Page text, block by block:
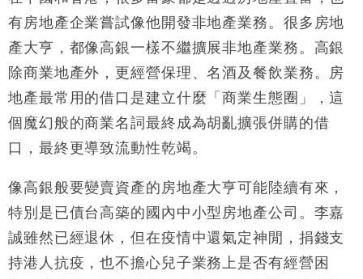
有房地產企業嘗試像他開發非地產業務。很多房地
產大亨，都像高銀一樣不繼擴展非地產業務。高銀
除商業地產外，更經營保理、名酒及餐飲業務。房
地產最常用的借口是建立什麼「商業生態圈」，這
個魔幻般的商業名詞最終成為胡亂擴張併購的借
口，最終更導致流動性乾竭。
像高銀般要變賣資產的房地產大亨可能陸續有來，
特別是已債台高築的國內中小型房地產公司。李嘉
誠雖然已經退休，但在疫情中還氣定神閒，捐錢支
持港人抗疫，也不擔心兒子業務上是否有經營困